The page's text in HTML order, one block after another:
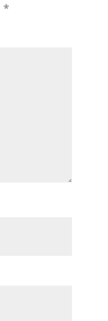
*